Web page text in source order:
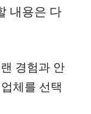
내용은 다
경험과 안
체를 선택